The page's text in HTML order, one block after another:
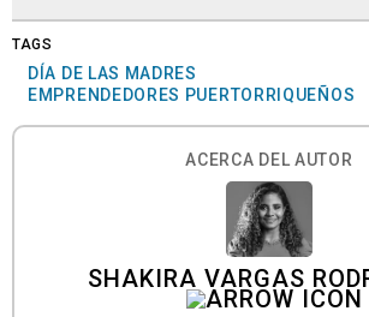
TAGS
DÍA DE LAS MADRES
EMPRENDEDORES PUERTORRIQUEÑOS
ACERCA DEL AUTOR
SHAKIRA VARGAS